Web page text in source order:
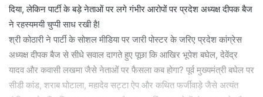
दिया, लेकिन पार्टी के बड़े नेताओं पर लगे गंभीर आरोपों पर प्रदेश अध्यक्ष दीपक बैज
ने रहस्यमयी चुप्पी साध रखी है!
श्री कोठारी ने पार्टी के सोशल मीडिया पर जारी पोस्टर के जरिए प्रदेश कांग्रेस
अध्यक्ष दीपक बैज से सीधे सवाल दागते हुए पूछा कि आखिर भूपेश बघेल, देवेंद्र
यादव और कवासी लखमा जैसे नेताओं पर फैसला कब होगा? पूर्व मुख्यमंत्री बघेल पर
सीडी कांड, शराब घोटाला, महादेव सट्टा ऐप और कथित फर्जीवाड़े जैसे अत्यंत